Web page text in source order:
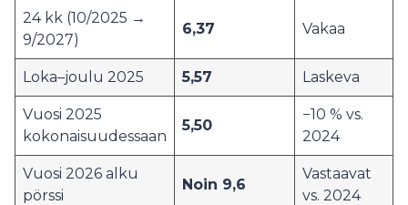
24 kk (10/2025 →
9/2027)
6,37 Vakaa
Loka–joulu 2025 5,57 Laskeva
Vuosi 2025
kokonaisuudessaan
5,50
−10 % vs.
2024
Vuosi 2026 alku
pörssi
Noin 9,6
Vastaavat
vs. 2024